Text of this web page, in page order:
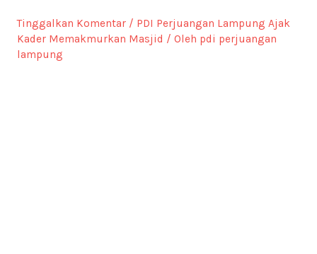
Tinggalkan Komentar / PDI Perjuangan Lampung Ajak
Kader Memakmurkan Masjid / Oleh pdi perjuangan
lampung